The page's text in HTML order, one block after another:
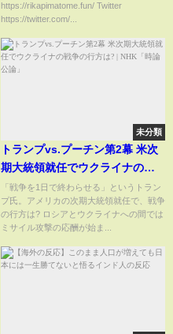
https://rikapimatome.fun/ Twitter
https://twitter.com/...
未分類
トランプvs.プーチン第2幕 米次
期大統領就任でウクライナの戦
争の行方は? | NHK「時論公論」
「戦争を1日で終わらせる」というトラン
プ氏。アメリカの次期大統領就任で、戦争
の行方は? ロシアとウクライナへの間では
ミサイル攻撃の応酬が始ま...